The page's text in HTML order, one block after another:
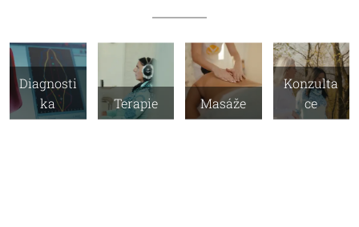
Diagnosti
ka
Terapie Masáže
Konzulta
ce